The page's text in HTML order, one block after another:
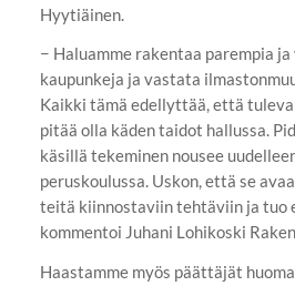
Hyytiäinen.
− Haluamme rakentaa parempia
kaupunkeja ja vastata
Kaikki tämä edellyttää, että
pitää olla käden taidot hallussa.
käsillä tekeminen nousee
peruskoulussa. Uskon, että se
teitä kiinnostaviin tehtäviin ja tuo
kommentoi Juhani Lohikoski
Haastamme myös päättäjät